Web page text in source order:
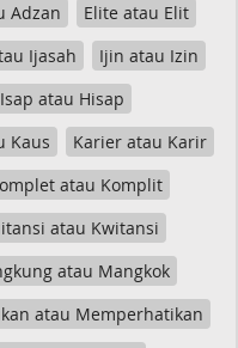
Adzan
Elite atau Elit
Ijasah
Ijin atau Izin
Isap atau Hisap
Kaus
Karier atau Karir
atau Komplit
atau Kwitansi
atau Mangkok
atau Memperhatikan